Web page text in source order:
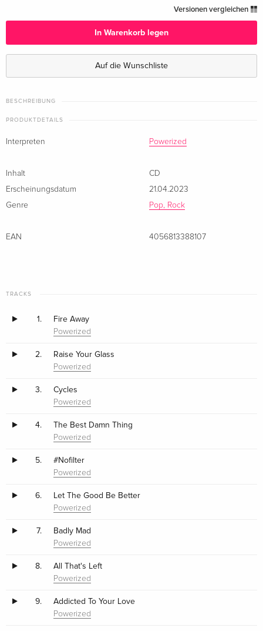
Versionen vergleichen
In Warenkorb legen
Auf die Wunschliste
BESCHREIBUNG
PRODUKTDETAILS
Interpreten Powerized
Inhalt
CD
Erscheinungsdatum
21.04.2023
Genre
Pop, Rock
EAN 4056813388107
TRACKS
1. Fire Away
Powerized
2. Raise Your Glass
Powerized
3. Cycles
Powerized
4. The Best Damn Thing
Powerized
5. #Nofilter
Powerized
6. Let The Good Be Better
Powerized
7. Badly Mad
Powerized
8. All That's Left
Powerized
9. Addicted To Your Love
Powerized